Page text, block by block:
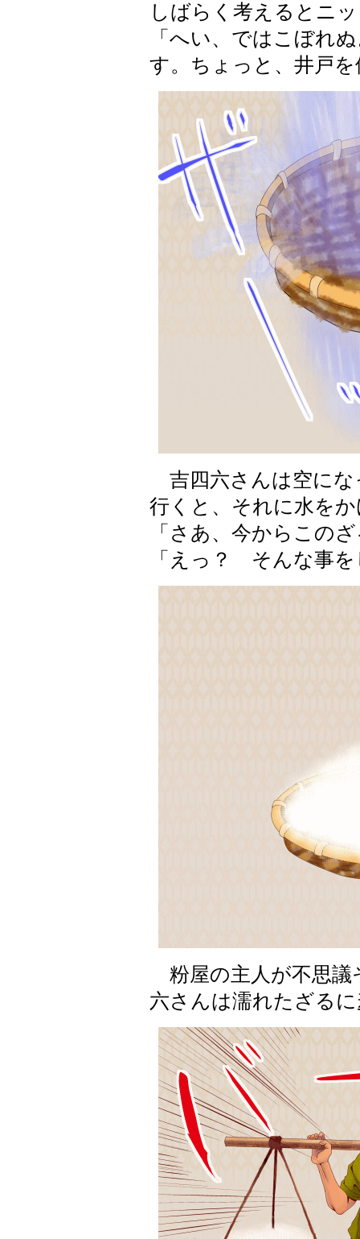
しばらく考えるとニ
「へい、ではこぼれ
す。ちょっと、井戸
吉四六さんは空にな
行くと、それに水を
「さあ、今からこの
「えっ？ そんな事
粉屋の主人が不思議
六さんは濡れたざる